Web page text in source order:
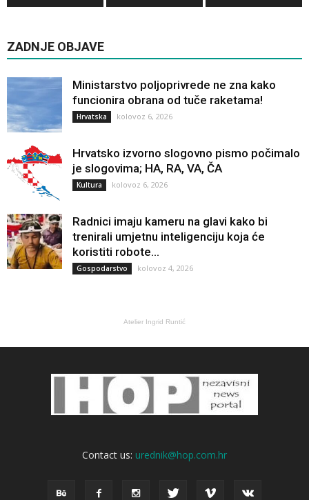
ZADNJE OBJAVE
Ministarstvo poljoprivrede ne zna kako
funcionira obrana od tuče raketama!
Hrvatska kolovoz 6, 2026
Hrvatsko izvorno slogovno pismo počimalo
je slogovima; HA, RA, VA, ČA
Kultura kolovoz 6, 2026
Radnici imaju kameru na glavi kako bi
trenirali umjetnu inteligenciju koja će
koristiti robote...
Gospodarstvo kolovoz 4, 2026
Atelier Ingrid Runtić
Contact us: urednik@hop.com.hr